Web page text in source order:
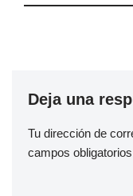
Deja una
Tu dirección de
campos